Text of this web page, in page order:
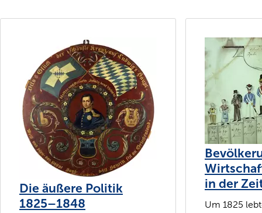
Die äußere Politik
1825–1848
in der
Um 1825